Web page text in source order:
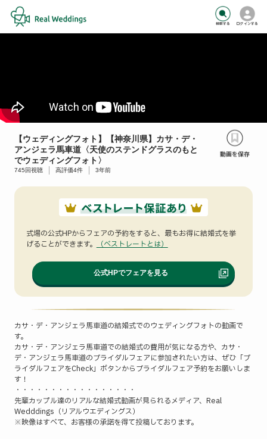
検索する ログインする
【ウェディングフォト】【神奈川県】カサ・デ・
アンジェラ馬車道〈天使のステンドグラスのもと
でウェディングフォト〉
745 回視聴 高評価4件 3年前
式場の公式HPからフェアの予約をすると、 最もお得に結婚式を挙
げることができます。
（ベストレートとは）
公式HPでフェアを見る
カサ・デ・アンジェラ馬車道の結婚式でのウェディングフォトの動画で
す。
カサ・デ・アンジェラ馬車道での結婚式の費用が気になる方や、カサ・
デ・アンジェラ馬車道のブライダルフェアに参加されたい方は、ぜひ「ブ
ライダルフェアをCheck」ボタンからブライダルフェア予約をお願いしま
す！
・・・・・・・・・・・・・・・・・
先輩カップル達のリアルな結婚式動画が見られるメディア、Real
Wedddings（リアルウエディングス）
※映像はすべて、お客様の承諾を得て投稿しております。